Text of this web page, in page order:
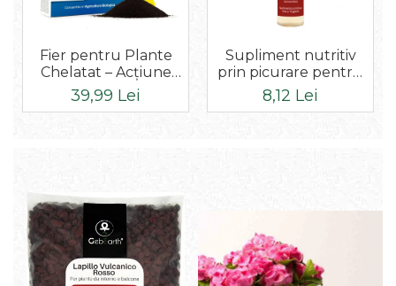
Fier pentru Plante
Chelatat – Acțiune
rapidă împotriva
clorozei și îngălbenirii,
39,99 Lei
Supliment nutritiv
prin picurare pentru
ardei iute 35ml
8,12 Lei